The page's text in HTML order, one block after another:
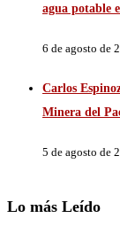
agua potable
6 de agosto de
Carlos
Minera del
5 de agosto de
Lo más Leído